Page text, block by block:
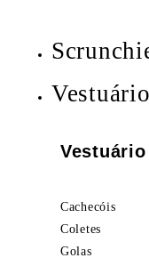
Vestuário
Vestuário
Cachecóis
Coletes
Golas